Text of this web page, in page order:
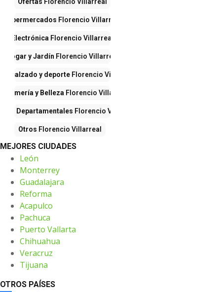
Supermercados Florencio Villarreal
Electrónica Florencio Villarreal
Hogar y Jardín Florencio Villarreal
calzado y deporteFlorencio Villarreal
y Belleza Florencio Villarreal
Departamentales Florencio Villarreal
Otros Florencio Villarreal
MEJORES CIUDADES
León
Monterrey
Guadalajara
Reforma
Acapulco
Pachuca
Puerto Vallarta
Chihuahua
Veracruz
Tijuana
OTROS PAÍSES